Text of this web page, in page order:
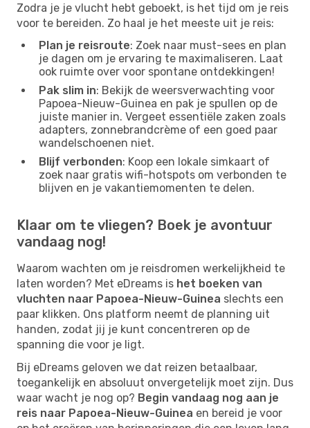
Zodra je je vlucht hebt geboekt, is het tijd om je reis
voor te bereiden. Zo haal je het meeste uit je reis:
Plan je reisroute: Zoek naar must-sees en plan
je dagen om je ervaring te maximaliseren. Laat
ook ruimte over voor spontane ontdekkingen!
Pak slim in: Bekijk de weersverwachting voor
Papoea-Nieuw-Guinea en pak je spullen op de
juiste manier in. Vergeet essentiële zaken zoals
adapters, zonnebrandcrème of een goed paar
wandelschoenen niet.
Blijf verbonden: Koop een lokale simkaart of
zoek naar gratis wifi-hotspots om verbonden te
blijven en je vakantiemomenten te delen.
Klaar om te vliegen? Boek je avontuur
vandaag nog!
Waarom wachten om je reisdromen werkelijkheid te
laten worden? Met eDreams is het boeken van
vluchten naar Papoea-Nieuw-Guinea slechts een
paar klikken. Ons platform neemt de planning uit
handen, zodat jij je kunt concentreren op de
spanning die voor je ligt.
Bij eDreams geloven we dat reizen betaalbaar,
toegankelijk en absoluut onvergetelijk moet zijn. Dus
waar wacht je nog op? Begin vandaag nog aan je
reis naar Papoea-Nieuw-Guinea en bereid je voor